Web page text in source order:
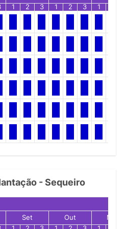
1 2 3 1 2 3 1
- Sequeiro
Set Out
Nov